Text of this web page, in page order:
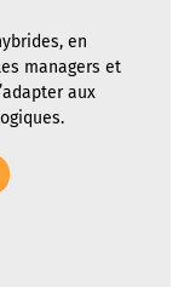
en
managers et
aux